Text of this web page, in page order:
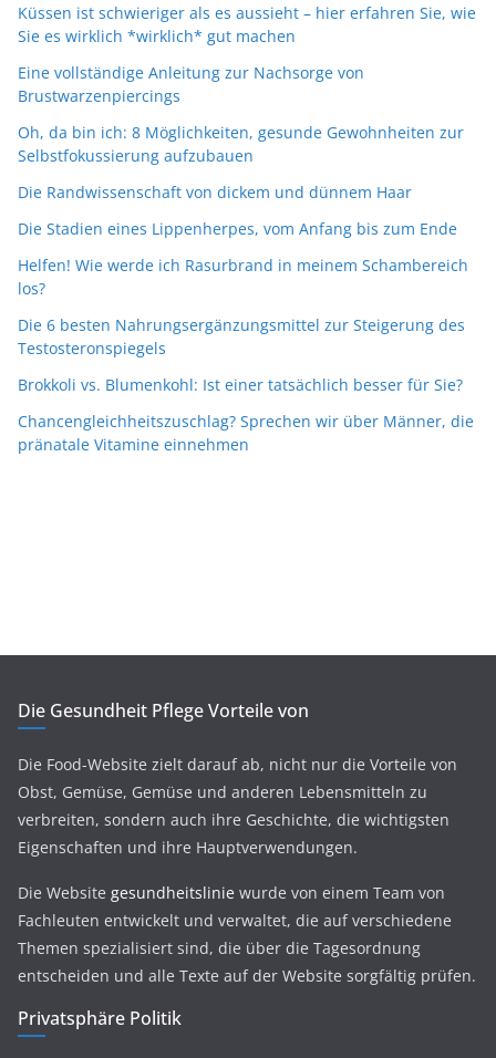
Küssen ist schwieriger als es aussieht – hier erfahren Sie, wie
Sie es wirklich *wirklich* gut machen
Eine vollständige Anleitung zur Nachsorge von
Brustwarzenpiercings
Oh, da bin ich: 8 Möglichkeiten, gesunde Gewohnheiten zur
Selbstfokussierung aufzubauen
Die Randwissenschaft von dickem und dünnem Haar
Die Stadien eines Lippenherpes, vom Anfang bis zum Ende
Helfen! Wie werde ich Rasurbrand in meinem Schambereich
los?
Die 6 besten Nahrungsergänzungsmittel zur Steigerung des
Testosteronspiegels
Brokkoli vs. Blumenkohl: Ist einer tatsächlich besser für Sie?
Chancengleichheitszuschlag? Sprechen wir über Männer, die
pränatale Vitamine einnehmen
Die Gesundheit Pflege Vorteile von
Die Food-Website zielt darauf ab, nicht nur die Vorteile von
Obst, Gemüse, Gemüse und anderen Lebensmitteln zu
verbreiten, sondern auch ihre Geschichte, die wichtigsten
Eigenschaften und ihre Hauptverwendungen.
Die Website gesundheitslinie wurde von einem Team von
Fachleuten entwickelt und verwaltet, die auf verschiedene
Themen spezialisiert sind, die über die Tagesordnung
entscheiden und alle Texte auf der Website sorgfältig prüfen.
Privatsphäre Politik